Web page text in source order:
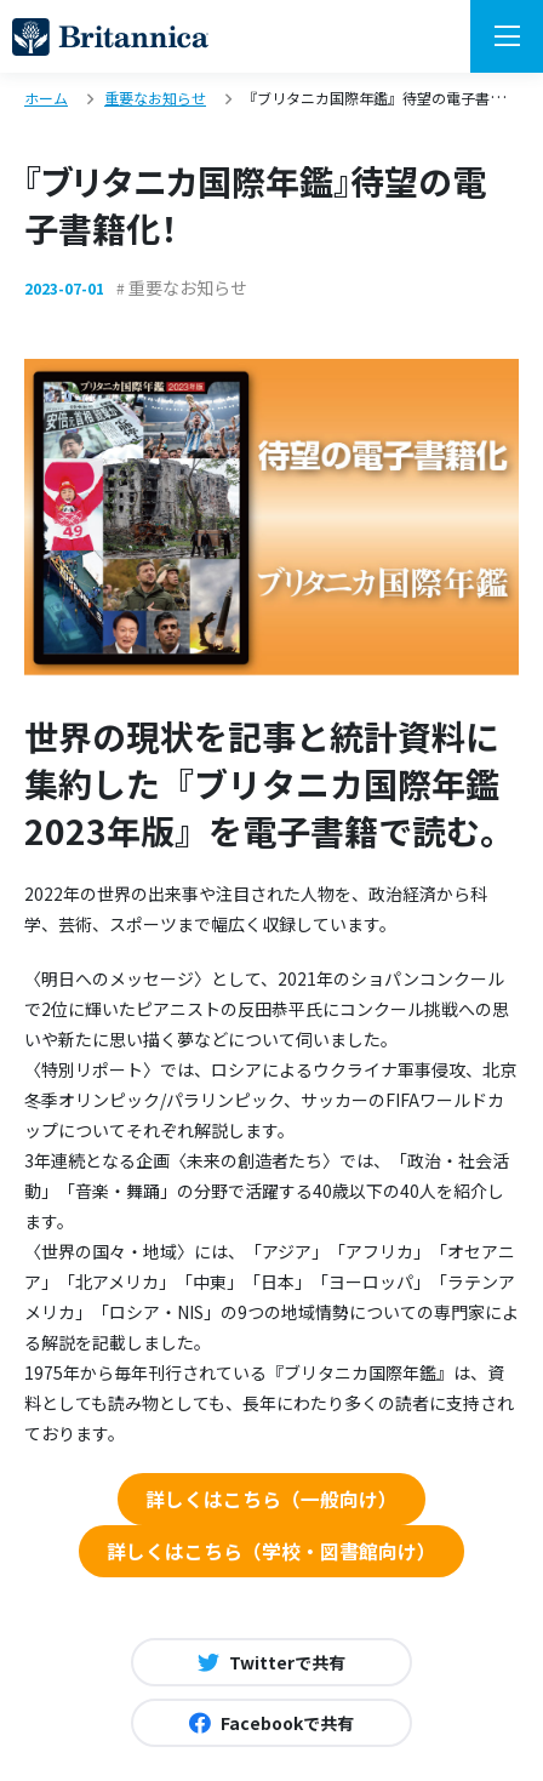
ホーム 重要なお知らせ 『ブリタニカ国際年鑑』待望の電子書籍化！
『ブリタニカ国際年鑑』待望の電
子書籍化！
2023-07-01 重要なお知らせ
世界の現状を記事と統計資料に
集約した『ブリタニカ国際年鑑
2023年版』を電子書籍で読む。
2022年の世界の出来事や注目された人物を、政治経済から科
学、芸術、スポーツまで幅広く収録しています。
〈明日へのメッセージ〉として、2021年のショパンコンクール
で2位に輝いたピアニストの反田恭平氏にコンクール挑戦への思
いや新たに思い描く夢などについて伺いました。
〈特別リポート〉では、ロシアによるウクライナ軍事侵攻、北京
冬季オリンピック/パラリンピック、サッカーのFIFAワールドカ
ップについてそれぞれ解説します。
3年連続となる企画〈未来の創造者たち〉では、「政治・社会活
動」「音楽・舞踊」の分野で活躍する40歳以下の40人を紹介し
ます。
〈世界の国々・地域〉には、「アジア」「アフリカ」「オセアニ
ア」「北アメリカ」「中東」「日本」「ヨーロッパ」「ラテンア
メリカ」「ロシア・NIS」の9つの地域情勢についての専門家によ
る解説を記載しました。
1975年から毎年刊行されている『ブリタニカ国際年鑑』は、資
料としても読み物としても、長年にわたり多くの読者に支持され
ております。
詳しくはこちら（一般向け）
詳しくはこちら（学校・図書館向け）
Twitterで共有
Facebookで共有